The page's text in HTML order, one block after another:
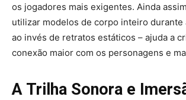
os jogadores mais exigentes. Ainda
utilizar modelos de corpo inteiro durante
ao invés de retratos estáticos – ajuda a
conexão maior com os personagens e
A Trilha Sonora e